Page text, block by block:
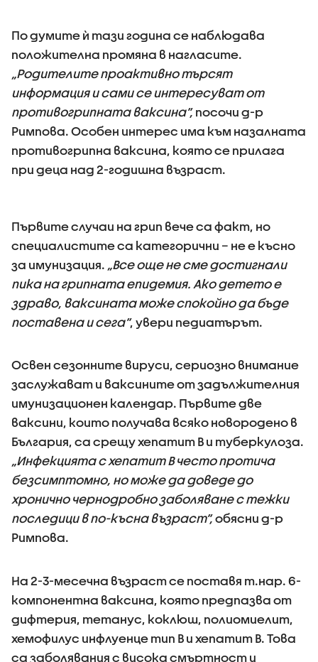
По думите ѝ тази година се наблюдава
положителна промяна в нагласите.
„Родителите проактивно търсят
информация и сами се интересуват от
противогрипната ваксина”, посочи д-р
Римпова. Особен интерес има към назалната
противогрипна ваксина, която се прилага
при деца над 2-годишна възраст.
Първите случаи на грип вече са факт, но
специалистите са категорични – не е късно
за имунизация. „Все още не сме достигнали
пика на грипната епидемия. Ако детето е
здраво, ваксината може спокойно да бъде
поставена и сега”, увери педиатърът.
Освен сезонните вируси, сериозно внимание
заслужават и ваксините от задължителния
имунизационен календар. Първите две
ваксини, които получава всяко новородено в
България, са срещу хепатит B и туберкулоза.
„Инфекцията с хепатит B често протича
безсимптомно, но може да доведе до
хронично чернодробно заболяване с тежки
последици в по-късна възраст”,обясни д-р
Римпова.
На 2-3-месечна възраст се поставя т.нар. 6-
компонентна ваксина, която предпазва от
дифтерия, тетанус, коклюш, полиомиелит,
хемофилус инфлуенце тип B и хепатит B. Това
са заболявания с висока смъртност и